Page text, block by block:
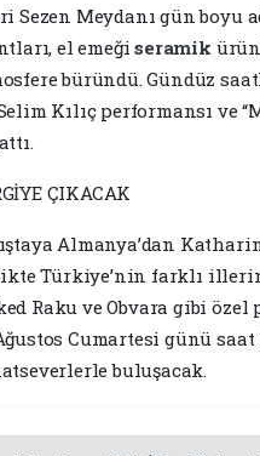
Sezen Meydanı gün boyu
el emeğiseramik
büründü. Gündüz
Kılıç performansı ve
ÇIKACAK
Almanya’dan
Türkiye’nin farklı
Raku ve Obvara gibi
Cumartesi günü saat
buluşacak.